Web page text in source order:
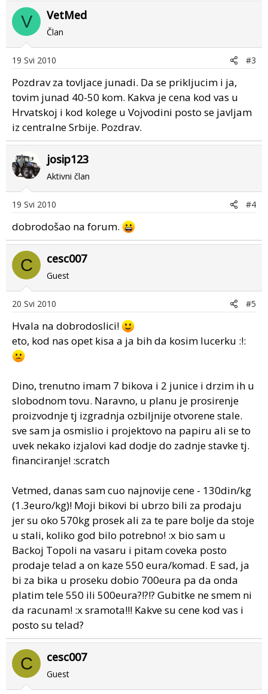
V VetMed
Član
19 Svi 2010 #3
Pozdrav za tovljace junadi. Da se prikljucim i ja,
tovim junad 40-50 kom. Kakva je cena kod vas u
Hrvatskoj i kod kolege u Vojvodini posto se javljam
iz centralne Srbije. Pozdrav.
josip123
Aktivni član
19 Svi 2010 #4
dobrodošao na forum.
C cesc007
Guest
20 Svi 2010 #5
Hvala na dobrodoslici!
eto, kod nas opet kisa a ja bih da kosim lucerku :!:
Dino, trenutno imam 7 bikova i 2 junice i drzim ih u
slobodnom tovu. Naravno, u planu je prosirenje
proizvodnje tj izgradnja ozbiljnije otvorene stale.
sve sam ja osmislio i projektovo na papiru ali se to
uvek nekako izjalovi kad dodje do zadnje stavke tj.
financiranje! :scratch
Vetmed, danas sam cuo najnovije cene - 130din/kg
(1.3euro/kg)! Moji bikovi bi ubrzo bili za prodaju
jer su oko 570kg prosek ali za te pare bolje da stoje
u stali, koliko god bilo potrebno! :x bio sam u
Backoj Topoli na vasaru i pitam coveka posto
prodaje telad a on kaze 550 eura/komad. E sad, ja
bi za bika u proseku dobio 700eura pa da onda
platim tele 550 ili 500eura?!?!? Gubitke ne smem ni
da racunam! :x sramota!!! Kakve su cene kod vas i
posto su telad?
C cesc007
Guest